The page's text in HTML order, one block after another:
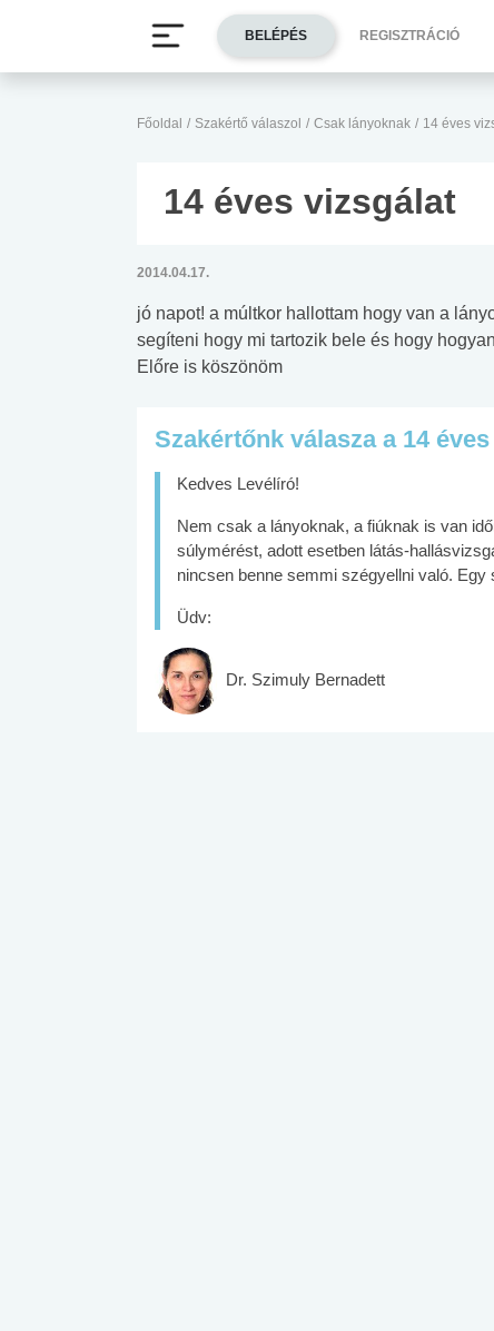
Főoldal / Szakértő válaszol / Csak lányoknak / 14 éves
14 éves vizsgálat
2014.04.17.
jó napot! a múltkor hallottam hogy van a
segíteni hogy mi tartozik bele és hogy
Előre is köszönöm
Szakértőnk válasza a 14
Kedves Levélíró!
Nem csak a lányoknak, a fiúknak is van
súlymérést, adott esetben látás-
nincsen benne semmi szégyellni való.
Üdv:
Dr. Szimuly Bernadett
BELÉPÉS REGISZTRÁCIÓ